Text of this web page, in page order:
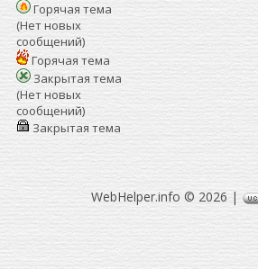
Горячая тема
(Нет новых
сообщений)
Горячая тема
Закрытая тема
(Нет новых
сообщений)
Закрытая тема
WebHelper.info © 2026|